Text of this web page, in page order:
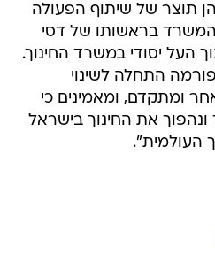
תוצר של שיתוף הפעולה
בראשותו של דסי
העל יסודי במשרד החינוך.
התחלה לשינוי
ומתקדם, ומאמינים כי
את החינוך בישראל
העולמית".